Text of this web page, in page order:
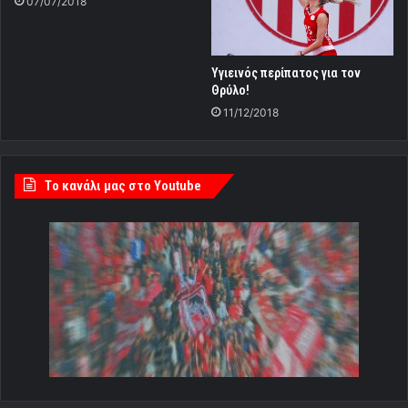
Υγιεινός περίπατος για τον
Θρύλο!
11/12/2018
Tο κανάλι μας στο Youtube